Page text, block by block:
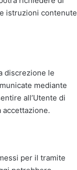
istruzioni contenute
discrezione le
mediante
all’Utente di
per il tramite